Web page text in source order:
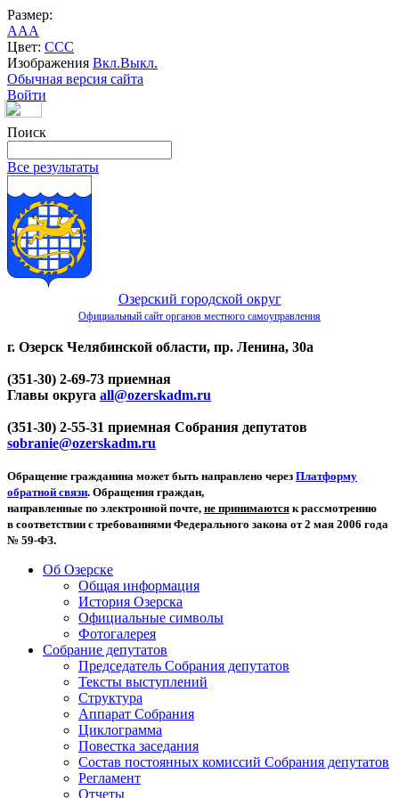
Размер:
AAA
Цвет: CCC
Изображения Вкл.Выкл.
Обычная версия сайта
Войти
Поиск
Все результаты
Озерский городской округ
Официальный сайт органов местного самоуправления
г. Озерск Челябинской области, пр. Ленина, 30а
(351-30) 2-69-73 приемная
Главы округа all@ozerskadm.ru
(351-30) 2-55-31 приемная Собрания депутатов
sobranie@ozerskadm.ru
Обращение гражданина может быть направлено через Платформу
обратной связи. Обращения граждан,
направленные по электронной почте, не принимаются к рассмотрению
в соответствии с требованиями Федерального закона от 2 мая 2006 года
№ 59-ФЗ.
Об Озерске
Общая информация
История Озерска
Официальные символы
Фотогалерея
Собрание депутатов
Председатель Собрания депутатов
Тексты выступлений
Структура
Аппарат Собрания
Циклограмма
Повестка заседания
Состав постоянных комиссий Собрания депутатов
Регламент
Отчеты